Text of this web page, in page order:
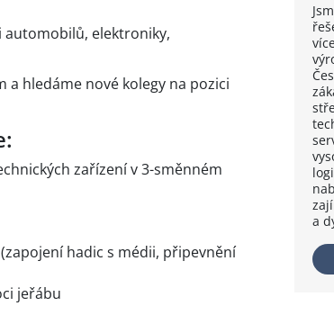
a
automobilů, elektroniky,
hledáme nové kolegy na pozici
zařízení v 3-směnném
hadic s médii, připevnění
jeřábu